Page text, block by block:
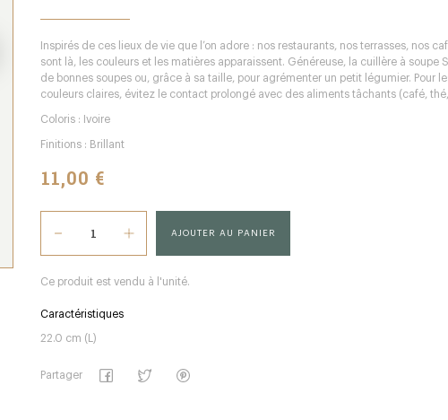
Inspirés de ces lieux de vie que l’on adore : nos restaurants, nos terrasses, nos
sont là, les couleurs et les matières apparaissent. Généreuse, la cuillère à soupe
de bonnes soupes ou, grâce à sa taille, pour agrémenter un petit légumier. Pour
couleurs claires, évitez le contact prolongé avec des aliments tâchants (café,
Coloris : Ivoire
Finitions : Brillant
11,00 €
AJOUTER AU PANIER
Ce produit est vendu à l'unité.
Caractéristiques
22.0 cm (L)
Partager